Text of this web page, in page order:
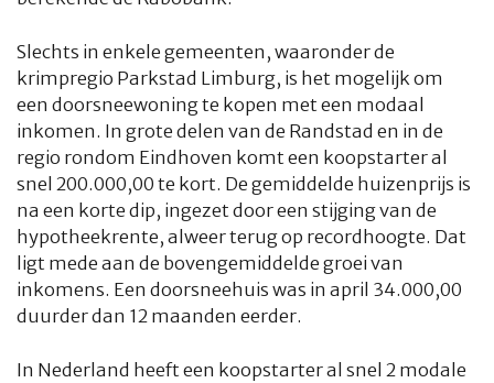
Slechts in enkele gemeenten, waaronder de
krimpregio Parkstad Limburg, is het mogelijk om
een doorsneewoning te kopen met een modaal
inkomen. In grote delen van de Randstad en in de
regio rondom Eindhoven komt een koopstarter al
snel 200.000,00 te kort. De gemiddelde huizenprijs is
na een korte dip, ingezet door een stijging van de
hypotheekrente, alweer terug op recordhoogte. Dat
ligt mede aan de bovengemiddelde groei van
inkomens. Een doorsneehuis was in april 34.000,00
duurder dan 12 maanden eerder.
In Nederland heeft een koopstarter al snel 2 modale